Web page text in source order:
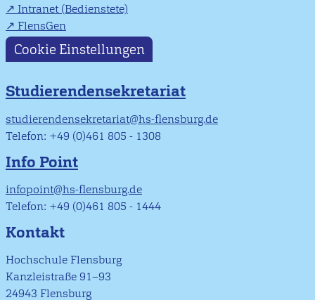
Intranet (Bedienstete)
FlensGen
Cookie Einstellungen
Studierendensekretariat
studierendensekretariat@hs-flensburg.de
Telefon: +49 (0)461 805 - 1308
Info Point
infopoint@hs-flensburg.de
Telefon: +49 (0)461 805 - 1444
Kontakt
Hochschule Flensburg
Kanzleistraße 91–93
24943 Flensburg